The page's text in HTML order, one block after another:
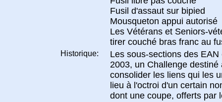
Fusil d'assaut sur bipied
Mousqueton appui autorisé
Les Vétérans et Seniors-
tirer couché bras franc au
Historique:
Les sous-sections des EAN
2003, un Challenge destiné
consolider les liens qui les
lieu à l'octroi d'un certain
dont une coupe, offerts par